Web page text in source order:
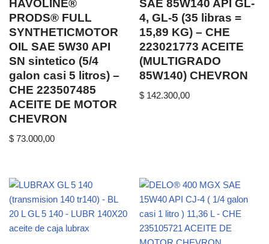
HAVOLINE®
PRODS® FULL
SYNTHETICMOTOR
OIL SAE 5W30 API
SN sintetico (5/4
galon casi 5 litros) –
CHE 223507485
ACEITE DE MOTOR
CHEVRON
$ 73.000,00
SAE 85W140 API GL-
4, GL-5 (35 libras =
15,89 KG) – CHE
223021773 ACEITE
(MULTIGRADO
85W140) CHEVRON
$ 142.300,00